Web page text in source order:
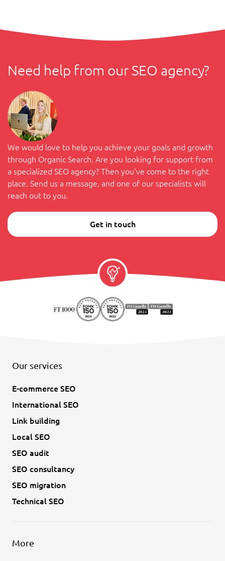
Need help from our SEO agency?
We would love to help you achieve your goals and growth
through Organic Search. Are you looking for support from
a specialized SEO agency? Then you've come to the right
place. Send us a message, and one of our specialists will
reach out to you.
Get in touch
Our services
E-commerce SEO
International SEO
Link building
Local SEO
SEO audit
SEO consultancy
SEO migration
Technical SEO
More